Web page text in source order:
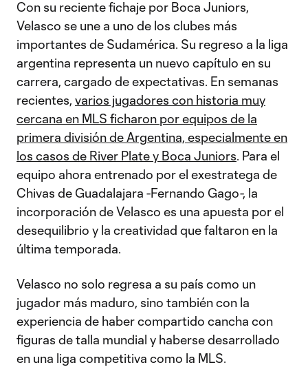
Con su reciente fichaje por Boca Juniors,
Velasco se une a uno de los clubes más
importantes de Sudamérica. Su regreso a la liga
argentina representa un nuevo capítulo en su
carrera, cargado de expectativas. En semanas
recientes, varios jugadores con historia muy
cercana en MLS ficharon por equipos de la
primera división de Argentina, especialmente en
los casos de River Plate y Boca Juniors. Para el
equipo ahora entrenado por el exestratega de
Chivas de Guadalajara -Fernando Gago-, la
incorporación de Velasco es una apuesta por el
desequilibrio y la creatividad que faltaron en la
última temporada.
Velasco no solo regresa a su país como un
jugador más maduro, sino también con la
experiencia de haber compartido cancha con
figuras de talla mundial y haberse desarrollado
en una liga competitiva como la MLS.